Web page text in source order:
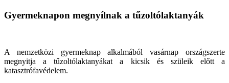
Gyermeknapon megnyílnak a tűzoltólaktanyák
A nemzetközi gyermeknap alkalmából vasárnap országszerte
megnyitja a tűzoltólaktanyákat a kicsik és szüleik előtt a
katasztrófavédelem.